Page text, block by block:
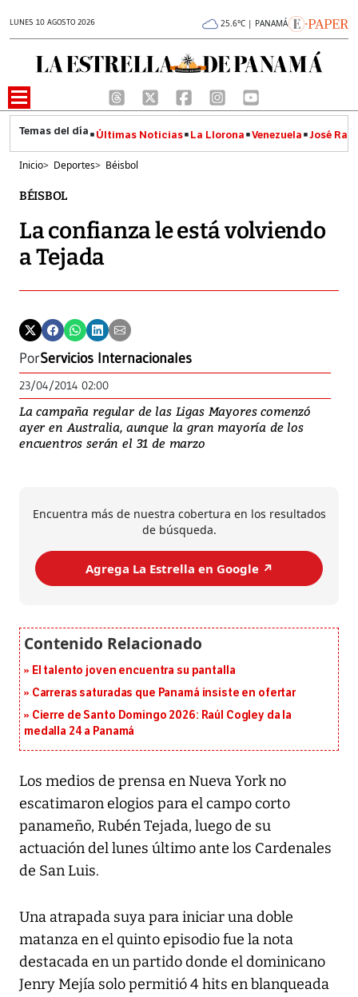
LUNES 10 AGOSTO 2026 25.6°C | PANAMÁ
Últimas Noticias La Llorona Venezuela José
Inicio> Deportes> Béisbol
BÉISBOL
La confianza le está volviendo
a Tejada
PorServicios Internacionales
23/04/2014 02:00
La campaña regular de las Ligas Mayores comenzó
ayer en Australia, aunque la gran mayoría de los
encuentros serán el 31 de marzo
Encuentra más de nuestra cobertura en los resultados
de búsqueda.
Agrega La Estrella en Google ↗️
El talento joven encuentra su pantalla​
Carreras saturadas que Panamá insiste en ofertar
Cierre de Santo Domingo 2026: Raúl Cogley da la
medalla 24 a Panamá
Los medios de prensa en Nueva York no
escatimaron elogios para el campo corto
panameño, Rubén Tejada, luego de su
actuación del lunes último ante los Cardenales
de San Luis.
Una atrapada suya para iniciar una doble
matanza en el quinto episodio fue la nota
destacada en un partido donde el dominicano
Jenry Mejía solo permitió 4 hits en blanqueada